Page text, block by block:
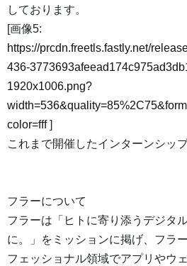
しております。
[画像5:
https://prcdn.freetls.fastly.net/
436-
1920x1006.png?
color=fff]
これまで開催したインターンシッ
フラーについて
フラーは「ヒトに寄り添うデジタ
に。」をミッションに掲げ、フラ
フェッショナル領域でアプリやウ